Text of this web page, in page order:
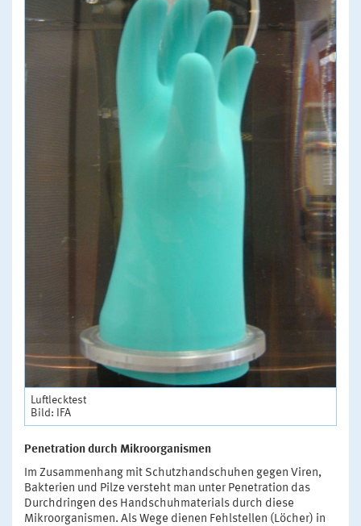
Luftlecktest
Bild: IFA
Penetration durch Mikroorganismen
Im Zusammenhang mit Schutzhandschuhen gegen Viren,
Bakterien und Pilze versteht man unter Penetration das
Durchdringen des Handschuhmaterials durch diese
Mikroorganismen. Als Wege dienen Fehlstellen (Löcher) in